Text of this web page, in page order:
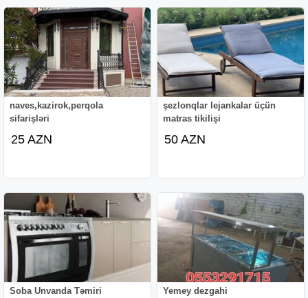
naves,kazirok,perqola
sifarişləri
25 AZN
şezlonqlar lejankalar üçün
matras tikilişi
50 AZN
Soba Unvanda Təmiri Yemey dezgahi